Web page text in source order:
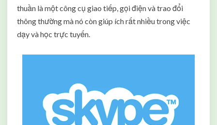
thuần là một công cụ giao tiếp, gọi điện và trao đổi
thông thường mà nó còn giúp ích rất nhiều trong việc
dạy và học trực tuyến.